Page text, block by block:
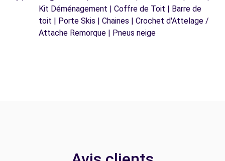
Kit Déménagement | Coffre de Toit | Barre de
toit | Porte Skis | Chaines | Crochet d'Attelage /
Attache Remorque | Pneus neige